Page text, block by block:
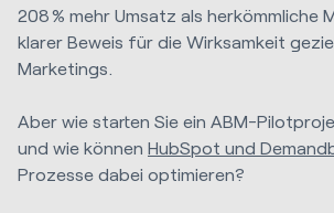
208 % mehr Umsatz als herkömmliche
klarer Beweis für die Wirksamkeit
Marketings.
Aber wie starten Sie ein ABM-
und wie können HubSpot und
Prozesse dabei optimieren?